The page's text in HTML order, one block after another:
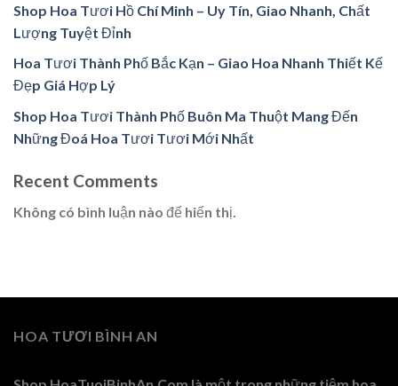
Shop Hoa Tươi Hồ Chí Minh – Uy Tín, Giao Nhanh, Chất
Lượng Tuyệt Đỉnh
Hoa Tươi Thành Phố Bắc Kạn – Giao Hoa Nhanh Thiết Kế
Đẹp Giá Hợp Lý
Shop Hoa Tươi Thành Phố Buôn Ma Thuột Mang Đến
Những Đoá Hoa Tươi Tươi Mới Nhất
Recent Comments
Không có bình luận nào để hiển thị.
HOA TƯƠI BÌNH AN